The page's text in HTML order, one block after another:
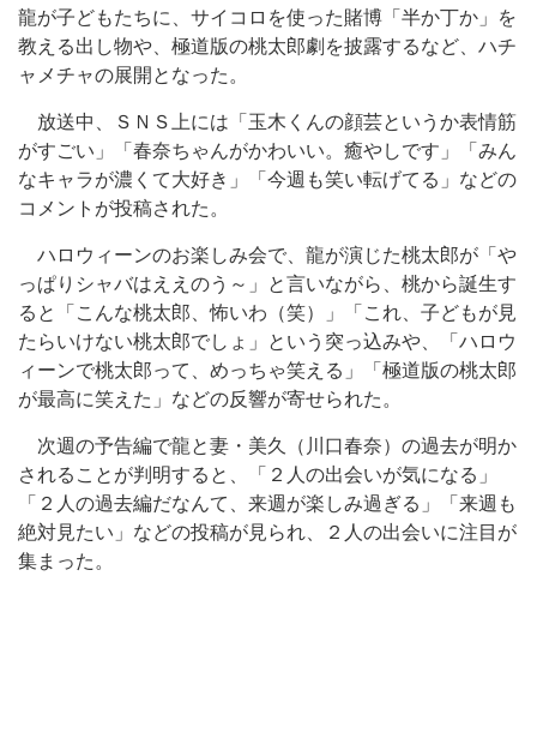
龍が子どもたちに、サイコロを使った賭博「半か丁か」を
教える出し物や、極道版の桃太郎劇を披露するなど、ハチ
ャメチャの展開となった。
放送中、ＳＮＳ上には「玉木くんの顔芸というか表情筋
がすごい」「春奈ちゃんがかわいい。癒やしです」「みん
なキャラが濃くて大好き」「今週も笑い転げてる」などの
コメントが投稿された。
ハロウィーンのお楽しみ会で、龍が演じた桃太郎が「や
っぱりシャバはええのう～」と言いながら、桃から誕生す
ると「こんな桃太郎、怖いわ（笑）」「これ、子どもが見
たらいけない桃太郎でしょ」という突っ込みや、「ハロウ
ィーンで桃太郎って、めっちゃ笑える」「極道版の桃太郎
が最高に笑えた」などの反響が寄せられた。
次週の予告編で龍と妻・美久（川口春奈）の過去が明か
されることが判明すると、「２人の出会いが気になる」
「２人の過去編だなんて、来週が楽しみ過ぎる」「来週も
絶対見たい」などの投稿が見られ、２人の出会いに注目が
集まった。